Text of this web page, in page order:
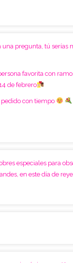
una pregunta, tú serías
favorita con
de febrero
con tiempo
especiales para
en este día de